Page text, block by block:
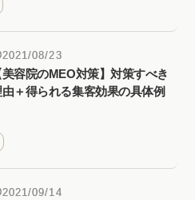
2021/08/23
美容院のMEO対策】対策すべき
＋得られる集客効果の具体例
2021/09/14